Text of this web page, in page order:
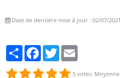
Date de dernière mise à jour : 02/07/2021
PartagerFacebook
Twitter
5 votes. Moyenne